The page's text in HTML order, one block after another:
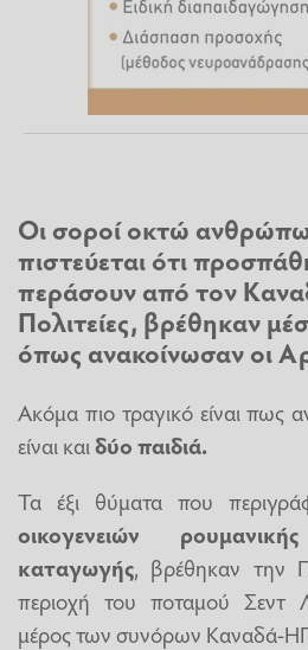
Οι σοροί οκτώ
πιστεύεται ότι
περάσουν από τον
Πολιτείες, βρέθηκαν
όπως ανακοίνωσαν οι
Ακόμα πιο τραγικό είναι πως
είναι καιδύο παιδιά.
Τα έξι θύματα που
οικογενειών
καταγωγής, βρέθηκαν την
περιοχή του ποταμού Σεντ
μέρος των συνόρων Καναδά-